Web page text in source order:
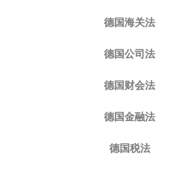
德国海关法
德国公司法
德国财会法
德国金融法
德国税法